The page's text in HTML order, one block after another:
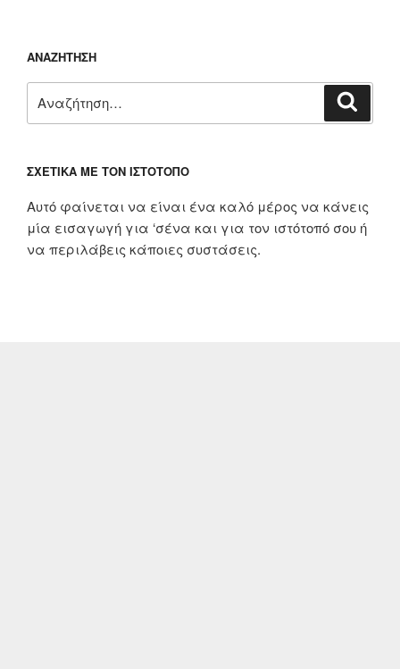
ΑΝΑΖΉΤΗΣΗ
για:
ΣΧΕΤΙΚΆ ΜΕ ΤΟΝ ΙΣΤΌΤΟΠΟ
Αυτό φαίνεται να είναι ένα καλό μέρος να κάνεις
μία εισαγωγή για ‘σένα και για τον ιστότοπό σου ή
να περιλάβεις κάποιες συστάσεις.